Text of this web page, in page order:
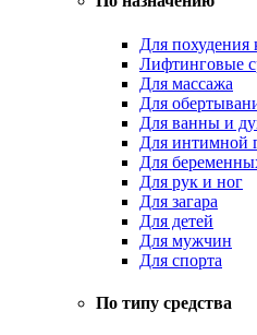
Для похудения
Лифтинговые
Для массажа
Для
Для ванны и
Для интимной
Для
Для рук и ног
Для загара
Для детей
Для мужчин
Для спорта
По типу средства